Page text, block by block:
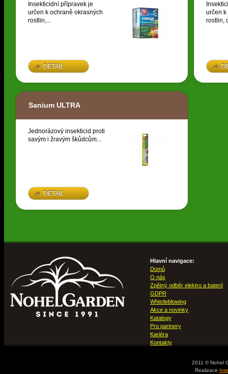
Insekticidní přípravek je
určen k ochraně okrasných
rostlin,...
DETAIL
určen k
rostlin,
Sanium ULTRA
Jednorázový insekticid proti
savým i žravým škůdcům...
DETAIL
Hlavní navigace:
Domů
O nás
Zpětný odběr elektro a baterií
GDPR
Whistleblowing
Akce a novinky
Katalogy
Pro partnery
Kariéra
Kontakty
2011 © Nohel
Realizace